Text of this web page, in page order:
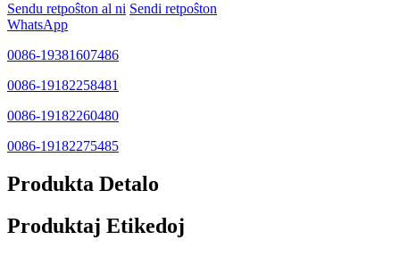
Sendu retpoŝton al ni Sendi retpoŝton
WhatsApp
0086-19381607486
0086-19182258481
0086-19182260480
0086-19182275485
Produkta Detalo
Produktaj Etikedoj